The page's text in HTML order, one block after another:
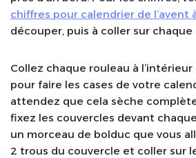
chiffres pour calendrier de l’avent
découper, puis à coller sur chaque
Collez chaque rouleau à
pour faire les cases de votre
attendez que cela sèche
fixez les couvercles devant
un morceau de bolduc que vous
2 trous du couvercle et coller sur